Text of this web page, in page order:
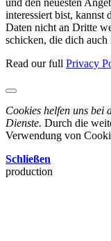
und den neuesten
interessiert bist, kannst
Daten nicht an Dritte
schicken, die dich auch
Read our full Privacy
Cookies helfen uns bei
Dienste. Durch die
Verwendung von
Schließen
production